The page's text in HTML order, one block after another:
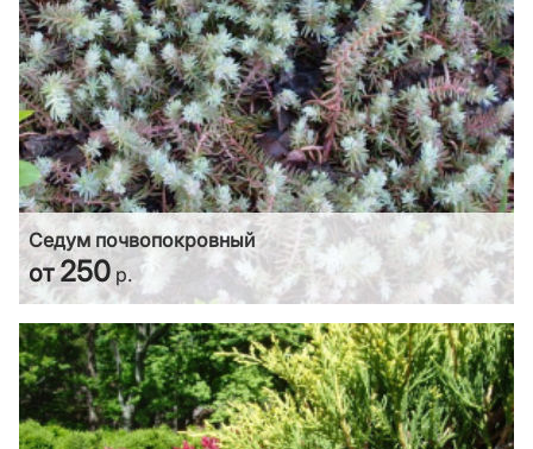
Седум почвопокровный
от250 р.